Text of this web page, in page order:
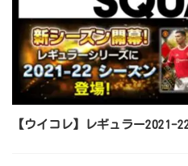
【ウイコレ】レギュラー2021-